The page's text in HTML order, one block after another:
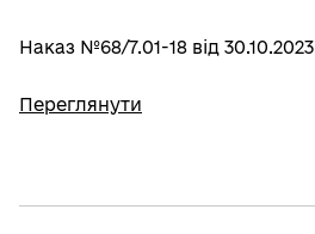
Наказ №68/7.01-18 від 30.10.2023
Переглянути